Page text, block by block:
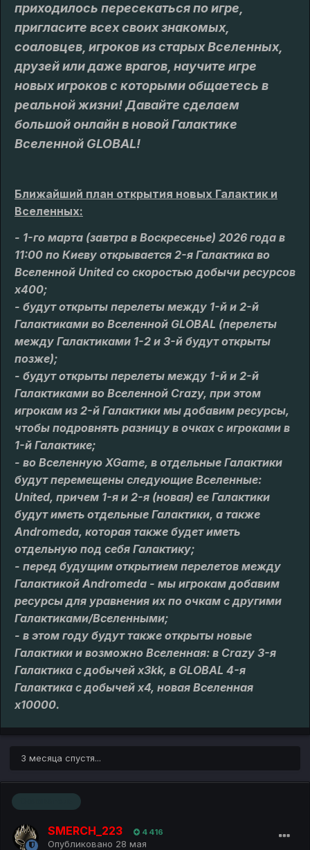
приходилось пересекаться по игре,
пригласите всех своих знакомых,
соаловцев, игроков из старых Вселенных,
друзей или даже врагов, научите игре
новых игроков с которыми общаетесь в
реальной жизни! Давайте сделаем
большой онлайн в новой Галактике
Вселенной GLOBAL!
Ближайший план открытия новых Галактик и
Вселенных:
- 1-го марта (завтра в Воскресенье) 2026 года в
11:00 по Киеву открывается 2-я Галактика во
Вселенной United со скоростью добычи ресурсов
x400;
- будут открыты перелеты между 1-й и 2-й
Галактиками во Вселенной GLOBAL (перелеты
между Галактиками 1-2 и 3-й будут открыты
позже);
- будут открыты перелеты между 1-й и 2-й
Галактиками во Вселенной Crazy, при этом
игрокам из 2-й Галактики мы добавим ресурсы,
чтобы подровнять разницу в очках с игроками в
1-й Галактике;
- во Вселенную XGame, в отдельные Галактики
будут перемещены следующие Вселенные:
United, причем 1-я и 2-я (новая) ее Галактики
будут иметь отдельные Галактики, а также
Andromeda, которая также будет иметь
отдельную под себя Галактику;
- перед будущим открытием перелетов между
Галактикой Andromeda - мы игрокам добавим
ресурсы для уравнения их по очкам с другими
Галактиками/Вселенными;
- в этом году будут также открыты новые
Галактики и возможно Вселенная: в Crazy 3-я
Галактика с добычей х3kk, в GLOBAL 4-я
Галактика с добычей х4, новая Вселенная
х10000.
3 месяца спустя...
SMERCH_223 4 416
Опубликовано 28 мая